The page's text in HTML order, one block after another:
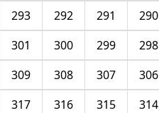
290
291
292
293
298
299
300
301
306
307
308
309
314
315
316
317